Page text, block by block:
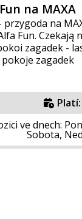
na MAXA
przygoda na
Fun. Czekają
zagadek -
zagadek
Platí:
ve dnech:
Sobota,